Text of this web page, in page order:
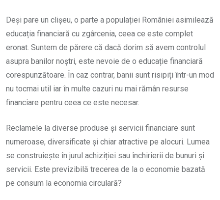
Deși pare un clișeu, o parte a populației României asimilează
educația financiară cu zgârcenia, ceea ce este complet
eronat. Suntem de părere că dacă dorim să avem controlul
asupra banilor noștri, este nevoie de o educație financiară
corespunzătoare. În caz contrar, banii sunt risipiți într-un mod
nu tocmai util iar în multe cazuri nu mai rămân resurse
financiare pentru ceea ce este necesar.
Reclamele la diverse produse și servicii financiare sunt
numeroase, diversificate și chiar atractive pe alocuri. Lumea
se construiește în jurul achiziției sau închirierii de bunuri și
servicii. Este previzibilă trecerea de la o economie bazată
pe consum la economia circulară?